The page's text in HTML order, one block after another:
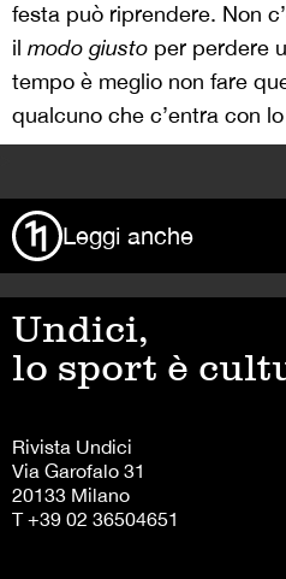
festa può riprendere. Non
il modo giusto per perdere
tempo è meglio non fare
qualcuno che c’entra con
Leggi anche
Undici,
lo sport è
Rivista Undici
Via Garofalo 31
20133 Milano
T +39 02 36504651